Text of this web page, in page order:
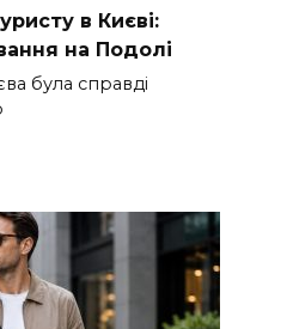
в Києві:
на Подолі
була справді